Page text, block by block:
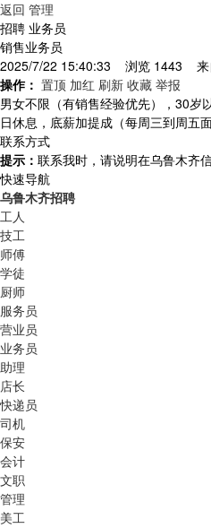
返回 管理
招聘 业务员
销售业务员
2025/7/22 15:40:33 浏览 1443 来
操作： 置顶 加红 刷新 收藏 举报
男女不限（有销售经验优先），30岁
日休息，底薪加提成（每周三到周五
联系方式
提示： 联系我时，请说明在乌鲁木齐
快速导航
乌鲁木齐招聘
工人
技工
师傅
学徒
厨师
服务员
营业员
业务员
助理
店长
快递员
司机
保安
会计
文职
管理
美工